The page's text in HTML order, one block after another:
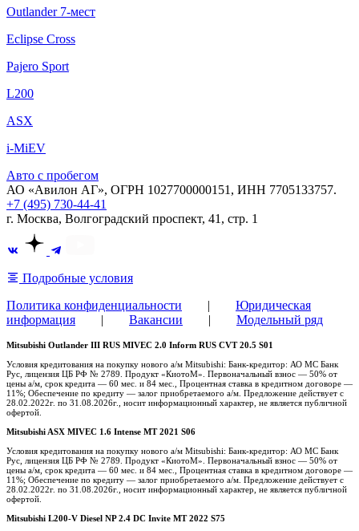
Outlander 7-мест
Eclipse Cross
Pajero Sport
L200
ASX
i-MiEV
Авто с пробегом
АО «Авилон АГ», ОГРН 1027700000151, ИНН 7705133757.
+7 (495) 730-44-41
г. Москва, Волгоградский проспект, 41, стр. 1
Подробные условия
Политика конфиденциальности | Юридическая
информация | Вакансии | Модельный ряд
Mitsubishi Outlander III RUS MIVEC 2.0 Inform RUS CVT 20.5 S01
Условия кредитования на покупку нового а/м Mitsubishi: Банк-кредитор: АО МС Банк
Рус, лицензия ЦБ РФ № 2789. Продукт «КиотоМ». Первоначальный взнос — 50% от
цены а/м, срок кредита — 60 мес. и 84 мес., Процентная ставка в кредитном договоре —
11%; Обеспечение по кредиту — залог приобретаемого а/м. Предложение действует с
28.02.2022г. по 31.08.2026г., носит информационный характер, не является публичной
офертой.
Mitsubishi ASX MIVEC 1.6 Intense MT 2021 S06
Условия кредитования на покупку нового а/м Mitsubishi: Банк-кредитор: АО МС Банк
Рус, лицензия ЦБ РФ № 2789. Продукт «КиотоМ». Первоначальный взнос — 50% от
цены а/м, срок кредита — 60 мес. и 84 мес., Процентная ставка в кредитном договоре —
11%; Обеспечение по кредиту — залог приобретаемого а/м. Предложение действует с
28.02.2022г. по 31.08.2026г., носит информационный характер, не является публичной
офертой.
Mitsubishi L200-V Diesel NP 2.4 DC Invite MT 2022 S75